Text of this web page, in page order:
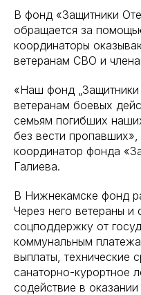
В фонд «Защитники
обращается за
координаторы
ветеранам СВО и
«Наш фонд „Защитники
ветеранам боевых
семьям погибших
без вести
координатор фонда
Галиева.
В Нижнекамске фонд
Через него ветераны и
соцподдержку от
коммунальным
выплаты, технические
санаторно-курортное
содействие в